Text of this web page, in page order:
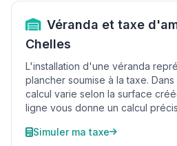
Véranda et taxe
Chelles
L'installation d'une véranda
plancher soumise à la taxe.
calcul varie selon la surface
ligne vous donne un calcul
Simuler ma taxe